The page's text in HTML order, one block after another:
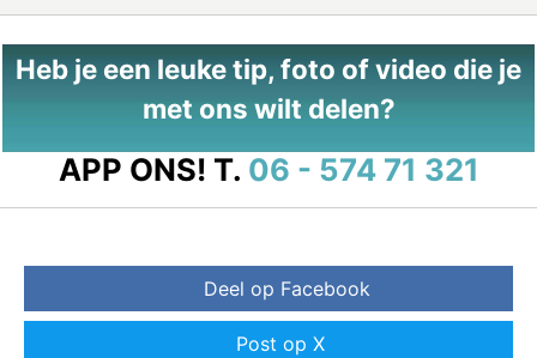
Heb je een leuke tip, foto of video die je
met ons wilt delen?
APP ONS! T. 06 - 574 71 321
Deel op Facebook
Post op X